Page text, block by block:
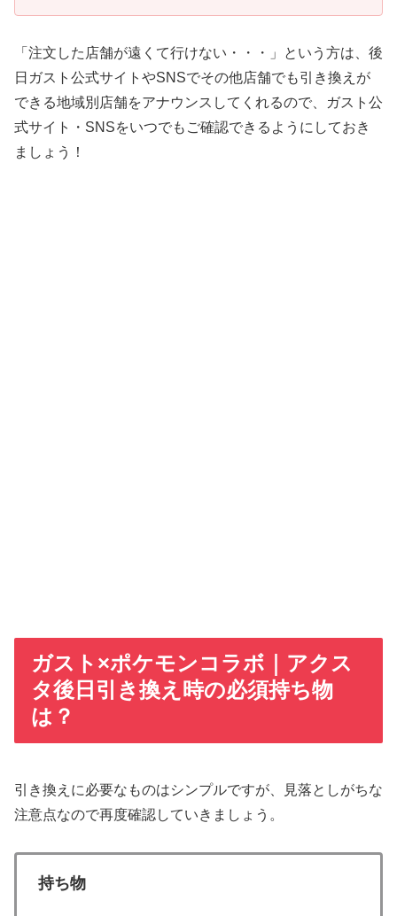
「注文した店舗が遠くて行けない・・・」という方は、後
日ガスト公式サイトやSNSでその他店舗でも引き換えが
できる地域別店舗をアナウンスしてくれるので、ガスト公
式サイト・SNSをいつでもご確認できるようにしておき
ましょう！
ガスト×ポケモンコラボ｜アクス
タ後日引き換え時の必須持ち物
は？
引き換えに必要なものはシンプルですが、見落としがちな
注意点なので再度確認していきましょう。
持ち物